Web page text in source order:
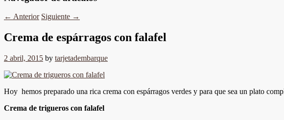
← Anterior Siguiente →
Crema de espárragos con falafel
2 abril, 2015 by tarjetadembarque
Hoy hemos preparado una rica crema con espárragos verdes y para que sea un plato
Crema de trigueros con falafel